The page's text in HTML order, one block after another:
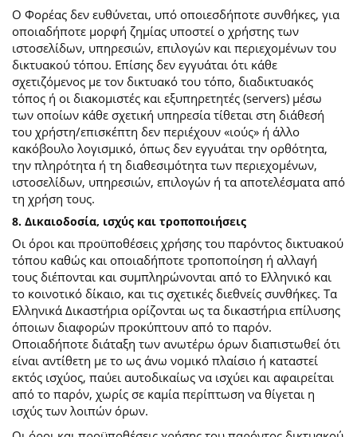
Ο Φορέας δεν ευθύνεται, υπό οποιεσδήποτε συνθήκες, για
οποιαδήποτε μορφή ζημίας υποστεί ο χρήστης των
ιστοσελίδων, υπηρεσιών, επιλογών και περιεχομένων του
δικτυακού τόπου. Επίσης δεν εγγυάται ότι κάθε
σχετιζόμενος με τον δικτυακό του τόπο, διαδικτυακός
τόπος ή οι διακομιστές και εξυπηρετητές (servers) μέσω
των οποίων κάθε σχετική υπηρεσία τίθεται στη διάθεσή
του χρήστη/επισκέπτη δεν περιέχουν «ιούς» ή άλλο
κακόβουλο λογισμικό, όπως δεν εγγυάται την ορθότητα,
την πληρότητα ή τη διαθεσιμότητα των περιεχομένων,
ιστοσελίδων, υπηρεσιών, επιλογών ή τα αποτελέσματα από
τη χρήση τους.
8. Δικαιοδοσία, ισχύς και τροποποιήσεις
Οι όροι και προϋποθέσεις χρήσης του παρόντος δικτυακού
τόπου καθώς και οποιαδήποτε τροποποίηση ή αλλαγή
τους διέπονται και συμπληρώνονται από το Ελληνικό και
το κοινοτικό δίκαιο, και τις σχετικές διεθνείς συνθήκες. Τα
Ελληνικά Δικαστήρια ορίζονται ως τα δικαστήρια επίλυσης
όποιων διαφορών προκύπτουν από το παρόν.
Οποιαδήποτε διάταξη των ανωτέρω όρων διαπιστωθεί ότι
είναι αντίθετη με το ως άνω νομικό πλαίσιο ή καταστεί
εκτός ισχύος, παύει αυτοδικαίως να ισχύει και αφαιρείται
από το παρόν, χωρίς σε καμία περίπτωση να θίγεται η
ισχύς των λοιπών όρων.